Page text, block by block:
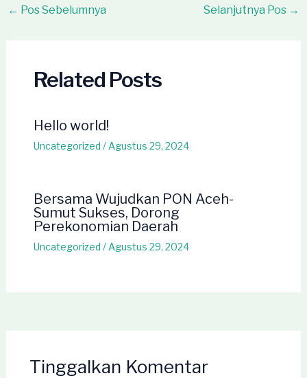
Post
← Pos Sebelumnya Selanjutnya Pos →
Related Posts
Hello world!
Uncategorized / Agustus 29, 2024
Bersama Wujudkan PON Aceh-
Sumut Sukses, Dorong
Perekonomian Daerah
Uncategorized / Agustus 29, 2024
Tinggalkan Komentar